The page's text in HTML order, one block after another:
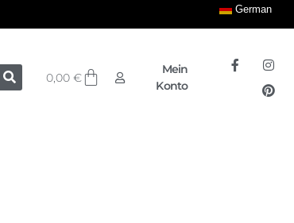
0,00€
Mein
Konto
German